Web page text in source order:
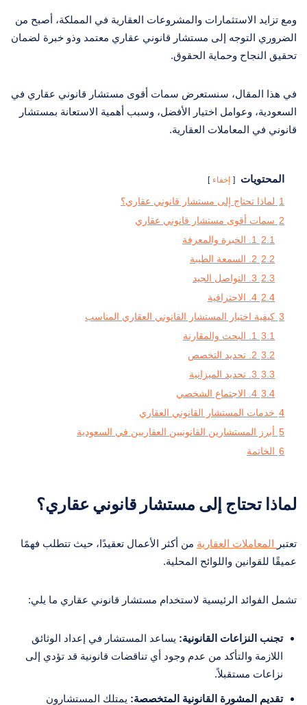
ومع تزايد الاستثمارات والمشروعات العقارية في المملكة، أصبح من
الضروري التوجه إلى مستشار قانوني عقاري معتمد وذو خبرة لضمان
تحقيق النجاح وحماية الحقوق.
في هذا المقال، سنستعرض سمات أقوى مستشار قانوني عقاري في
السعودية، وعوامل اختيار الأفضل، وسبب أهمية الاستعانة بمستشار
قانوني في المعاملات العقارية.
المحتويات إخفاء
1 لماذا تحتاج إلى مستشار قانوني عقاري؟
2 سمات أقوى مستشار قانوني عقاري
2.1 1. الخبرة والمعرفة
2.2 2. السمعة الطيبة
2.3 3. التواصل الجيد
2.4 4. الاحترافية
3 كيفية اختيار المستشار القانوني العقاري المناسب
3.1 1. البحث والمقارنة
3.2 2. تحديد التخصص
3.3 3. تحديد الميزانية
3.4 4. الاجتماع الشخصي
4 خدمات المستشار القانوني العقاري
5
أبرز المستشارين القانونيين العقاريين في السعودية
6
الخاتمة
لماذا تحتاج إلى مستشار قانوني عقاري؟
تعتبر المعاملات العقارية من أكثر الأعمال تعقيدًا، حيث تتطلب فهمًا
عميقًا للقوانين واللوائح المحلية.
تشمل الفوائد الرئيسية لاستخدام مستشار قانوني عقاري ما يلي:
تجنب النزاعات القانونية: يساعد المستشار في إعداد الوثائق
اللازمة والتأكد من عدم وجود أي تناقضات قانونية قد تؤدي إلى
نزاعات مستقبلاً.
تقديم المشورة القانونية المتخصصة: يمتلك المستشارون